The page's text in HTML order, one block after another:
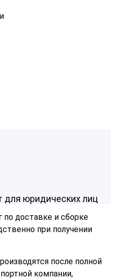
для юридических лиц
по доставке и сборке
при получении
после полной
компании,